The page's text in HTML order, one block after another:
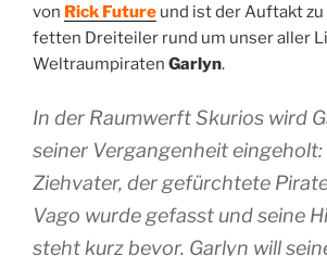
von Rick Future und ist der Auftakt
fetten Dreiteiler rund um unser aller
Weltraumpiraten Garlyn.
In der Raumwerft Skurios wird
seiner Vergangenheit eingeholt:
Ziehvater, der gefürchtete
Vago wurde gefasst und seine
steht kurz bevor. Garlyn will